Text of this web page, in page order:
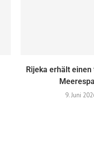
Rijeka erhält
9. Juni